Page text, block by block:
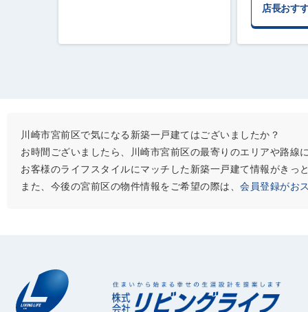
店長おす
川崎市宮前区で気になる新築一戸建てはございましたか？
お時間ございましたら、川崎市宮前区の最寄りのエリアや路
お客様のライフスタイルにマッチした新築一戸建て情報がきっ
また、今後の宮前区の物件情報をご希望の際は、 会員登録がお